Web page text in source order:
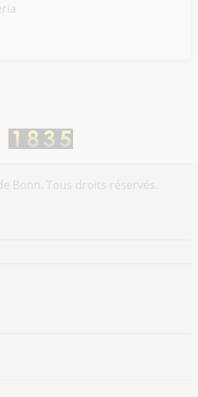
Bonn. Tous droits réservés.